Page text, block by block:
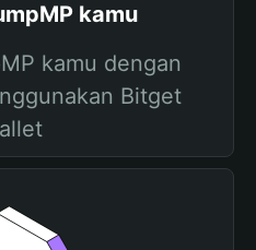
kamu
kamu dengan
Bitget